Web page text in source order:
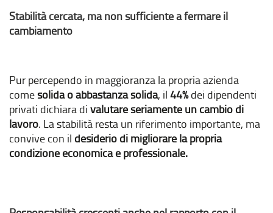
Stabilità cercata, ma non sufficiente a fermare il
cambiamento
Pur percependo in maggioranza la propria azienda
comesolida o abbastanza solida, il44%dei dipendenti
privati dichiara divalutare seriamente un cambio di
lavoro. La stabilità resta un riferimento importante, ma
convive con il desiderio di migliorare la propria
condizione economica e professionale.